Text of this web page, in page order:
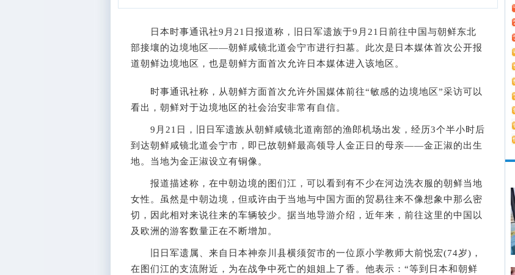
日本时事通讯社9月21日报道称，旧日军遗族于9月21日前往中国与朝鲜东北
部接壤的边境地区——朝鲜咸镜北道会宁市进行扫墓。此次是日本媒体首次公开报
道朝鲜边境地区，也是朝鲜方面首次允许日本媒体进入该地区。
时事通讯社称，从朝鲜方面首次允许外国媒体前往“敏感的边境地区”采访可以
看出，朝鲜对于边境地区的社会治安非常有自信。
9月21日，旧日军遗族从朝鲜咸镜北道南部的渔郎机场出发，经历3个半小时后
到达朝鲜咸镜北道会宁市，即已故朝鲜最高领导人金正日的母亲——金正淑的出生
地。当地为金正淑设立有铜像。
报道描述称，在中朝边境的图们江，可以看到有不少在河边洗衣服的朝鲜当地
女性。虽然是中朝边境，但或许由于当地与中国方面的贸易往来不像想象中那么密
切，因此相对来说往来的车辆较少。据当地导游介绍，近年来，前往这里的中国以
及欧洲的游客数量正在不断增加。
旧日军遗属、来自日本神奈川县横须贺市的一位原小学教师大前悦宏(74岁)，
在图们江的支流附近，为在战争中死亡的姐姐上了香。他表示：“等到日本和朝鲜